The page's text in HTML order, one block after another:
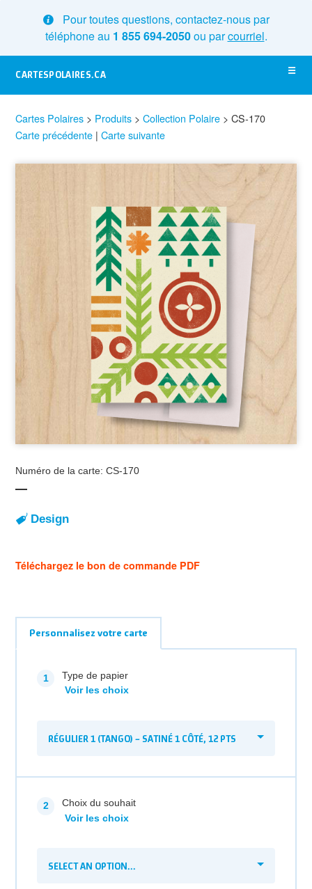
Pour toutes questions, contactez-nous par
téléphone au 1 855 694-2050ou parcourriel.
CARTESPOLAIRES.CA
Cartes Polaires > Produits >Collection Polaire >CS-170
Carte précédente |Carte suivante
Numéro de la carte: CS-170
Design
Personnalisez votre carte
Téléchargez le bon de commande PDF
Type de papier
Voir les choix
RÉGULIER 1 (TANGO) – SATINÉ 1 CÔTÉ, 12 PTS
Choix du souhait
Voir les choix
SELECT AN OPTION...